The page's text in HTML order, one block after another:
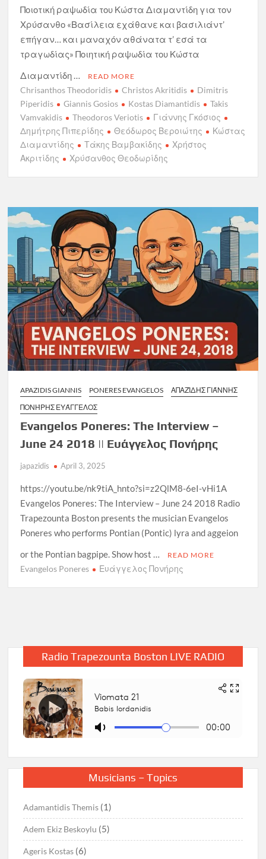
Ποιοτική ραψωδία του Κώστα Διαμαντίδη για τον
Χρύσανθο «Βασίλεια εχάθανε και βασιλιάντ’
επήγαν… και μαναχόν αθάνατα τ’ εσά τα
τραγωδίας» Ποιητική ραψωδία του Κώστα
Διαμαντίδη …
READ MORE
Chrisanthos Theodoridis Christos Akritidis
Dimitris
Piperidis
Giannis Gosios Kostas Diamantidis
Takis
Vamvakidis
Theodoros Veriotis
Γιάννης Γκόσιος
Δημήτρης Πιπερίδης
Θεόδωρος Βεροιώτης
Κώστας
Διαμαντίδης
Τάκης Βαμβακίδης
Χρήστος
Ακριτίδης
Χρύσανθος Θεοδωρίδης
APAZIDIS GIANNIS PONERES EVANGELOS
ΑΠΑΖΊΔΗΣ ΓΙΆΝΝΗΣ
ΠΟΝΉΡΗΣ ΕΥΆΓΓΕΛΟΣ
Evangelos Poneres: The Interview –
June 24 2018 || Ευάγγελος Πονήρης
japazidis April 3, 2025
https://youtu.be/nk9tiA_hnto?si=z2QlM8-6eI-vHi1A
Evangelos Poneres: The Interview – June 24 2018 Radio
Trapezounta Boston presents the musician Evangelos
Poneres who performs Pontian (Pontic) lyra and aggeion
or the Pontian bagpipe. Show host …
READ MORE
Evangelos Poneres Ευάγγελος Πονήρης
Radio Trapezounta Boston LIVE RADIO
Musicians – Topics
Adamantidis Themis (1)
Adem Ekiz Beskoylu (5)
Ageris Kostas (6)